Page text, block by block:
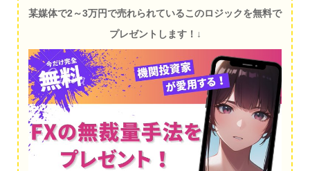
某媒体で2～3万円で売れられているこのロジックを無料で
プレゼントします！↓